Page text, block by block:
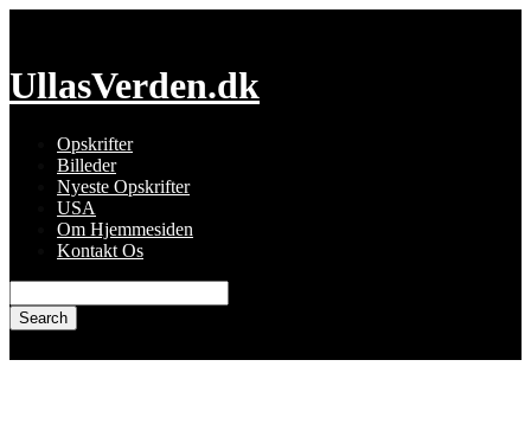
UllasVerden.dk
Opskrifter
Billeder
Nyeste Opskrifter
USA
Om Hjemmesiden
Kontakt Os
for: